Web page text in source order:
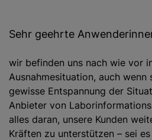
Sehr geehrte
wir befinden uns nach wie vor
Ausnahmesituation, auch wenn
gewisse Entspannung der
Anbieter von
alles daran, unsere Kunden
Kräften zu unterstützen – sei